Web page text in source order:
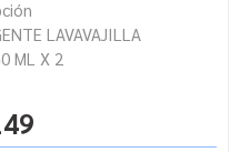
LAVAVAJILLA
ML X 2